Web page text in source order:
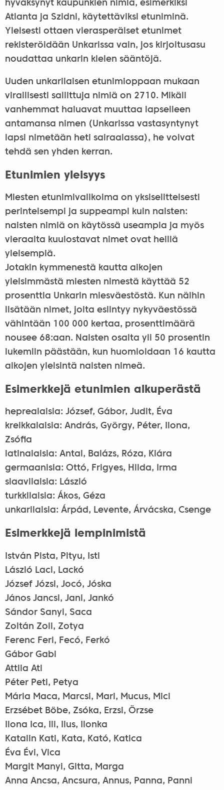
hyväksynyt kaupunkien nimiä, esimerkiksi
Atlanta ja Szidni, käytettäviksi etuniminä.
Yleisesti ottaen vierasperäiset etunimet
rekisteröidään Unkarissa vain, jos kirjoitusasu
noudattaa unkarin kielen sääntöjä.
Uuden unkarilaisen etunimioppaan mukaan
virallisesti sallittuja nimiä on 2710. Mikäli
vanhemmat haluavat muuttaa lapselleen
antamansa nimen (Unkarissa vastasyntynyt
lapsi nimetään heti sairaalassa), he voivat
tehdä sen yhden kerran.
Etunimien yleisyys
Miesten etunimivalikoima on yksiselitteisesti
perinteisempi ja suppeampi kuin naisten:
naisten nimiä on käytössä useampia ja myös
vieraalta kuulostavat nimet ovat heillä
yleisempiä.
Jotakin kymmenestä kautta aikojen
yleisimmästä miesten nimestä käyttää 52
prosenttia Unkarin miesväestöstä. Kun näihin
lisätään nimet, joita esiintyy nykyväestössä
vähintään 100 000 kertaa, prosenttimäärä
nousee 68:aan. Naisten osalta yli 50 prosentin
lukemiin päästään, kun huomioidaan 16 kautta
aikojen yleisintä naisten nimeä.
Esimerkkejä etunimien alkuperästä
heprealaisia: József, Gábor, Judit, Éva
kreikkalaisia: András, György, Péter, Ilona,
Zsófia
latinalaisia: Antal, Balázs, Róza, Klára
germaanisia: Ottó, Frigyes, Hilda, Irma
slaavilaisia: László
turkkilaisia: Ákos, Géza
unkarilaisia: Árpád, Levente, Árvácska, Csenge
Esimerkkejä lempinimistä
István Pista, Pityu, Isti
László Laci, Lackó
József Józsi, Jocó, Jóska
János Jancsi, Jani, Jankó
Sándor Sanyi, Saca
Zoltán Zoli, Zotya
Ferenc Feri, Fecó, Ferkó
Gábor Gabi
Attila Ati
Péter Peti, Petya
Mária Maca, Marcsi, Mari, Mucus, Mici
Erzsébet Böbe, Zsóka, Erzsi, Örzse
Ilona Ica, Ili, Ilus, Ilonka
Katalin Kati, Kata, Kató, Katica
Éva Évi, Vica
Margit Manyi, Gitta, Marga
Anna Ancsa, Ancsura, Annus, Panna, Panni